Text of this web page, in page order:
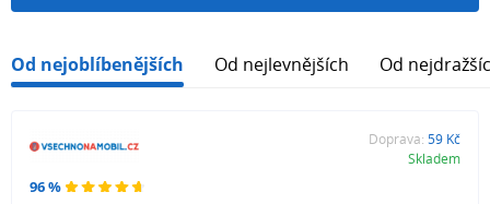
Od nejoblíbenějších Od nejlevnějších Od
96 %
Doprava: 59 Kč
Skladem